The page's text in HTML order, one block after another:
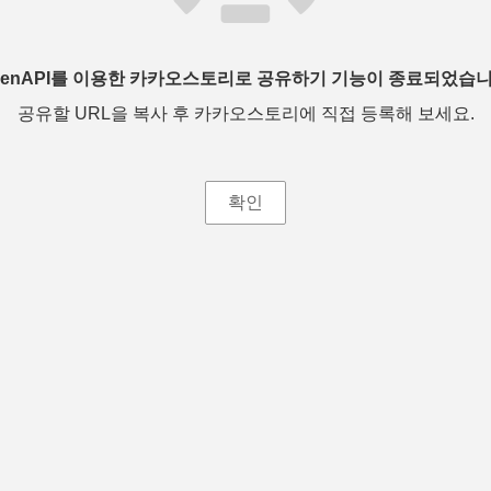
를 이용한 카카오스토리로 공유하기 기능이 종료되었습
공유할 URL을 복사 후 카카오스토리에 직접 등록해 보세요.
확인